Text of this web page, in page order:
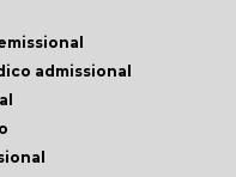
admissional